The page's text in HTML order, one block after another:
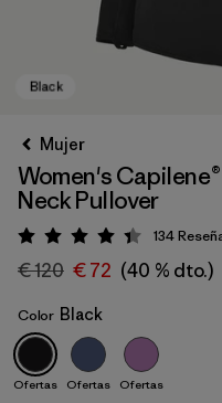
Black
Mujer
Women's
Neck Pullover
Puntuación: 4.4 / 5
134
€ 120 € 72 (40 % dto.)
Color Black
Ofertas Ofertas Ofertas